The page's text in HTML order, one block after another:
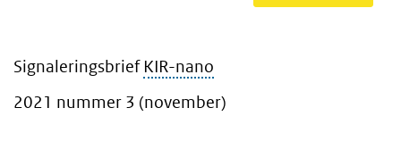
Signaleringsbrief KIR-nano
2021 nummer 3 (november)